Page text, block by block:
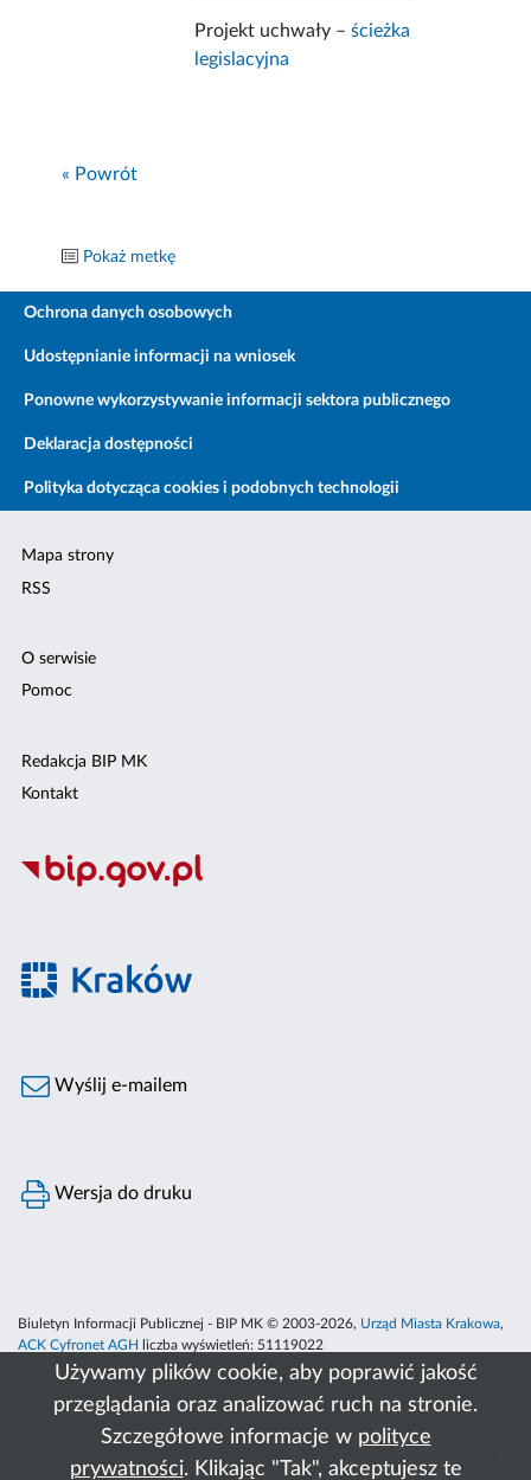
Używamy plików cookie, aby poprawić jakość
przeglądania oraz analizować ruch na stronie.
Szczegółowe informacje w polityce
prywatności. Klikając "Tak", akceptujesz te
Projekt uchwały –ścieżka
legislacyjna
« Powrót
Pokaż metkę
Ochrona danych osobowych
Udostępnianie informacji na wniosek
Ponowne wykorzystywanie informacji sektora publicznego
Deklaracja dostępności
Polityka dotycząca cookies i podobnych technologii
Mapa strony
RSS
O serwisie
Pomoc
Redakcja BIP MK
Kontakt
Wyślij e-mailem
Wersja do druku
Biuletyn Informacji Publicznej - BIP MK © 2003-2026, Urząd Miasta Krakowa,
ACK Cyfronet AGH
liczba wyświetleń: 51119022